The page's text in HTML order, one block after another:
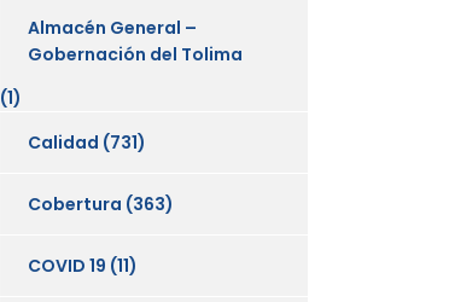
Almacén General –
Gobernación del Tolima
(1)
Calidad (731)
Cobertura (363)
COVID 19 (11)